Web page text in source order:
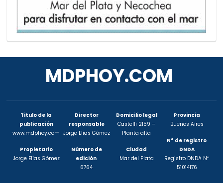
MDPHOY.COM
Titulo de la
publicación
www.mdphoy.com
Propietario
Jorge Elías Gómez
Director
responsable
Jorge Elías Gómez
Número de
edición
6764
Domicilio legal
Castelli 2159 –
Planta alta
Ciudad
Mar del Plata
Provincia
Buenos Aires
N° de registro
DNDA
Registro DNDA Nº
51014176